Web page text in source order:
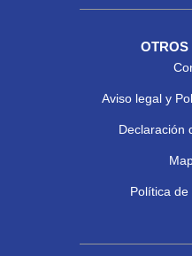
Aviso legal y
Declaración
Política de